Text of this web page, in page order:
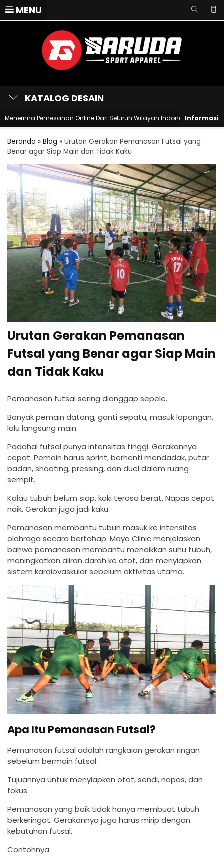
MENU
KATALOG DESAIN
Pemesanan Online Dari Seluruh Wilayah Indonesia Selamat
Beranda » Blog » Urutan Gerakan Pemanasan Futsal yang
Benar agar Siap Main dan Tidak Kaku
Urutan Gerakan Pemanasan
Futsal yang Benar agar Siap Main
dan Tidak Kaku
Pemanasan futsal sering dianggap sepele.
Banyak pemain datang, ganti sepatu, masuk lapangan,
lalu langsung main.
Padahal futsal punya intensitas tinggi. Gerakannya
cepat. Pemain harus sprint, berhenti mendadak, putar
badan, shooting, pressing, dan duel dalam ruang
sempit.
Kalau tubuh belum siap, kaki terasa berat. Napas cepat
naik. Gerakan juga jadi kaku.
Pemanasan membantu tubuh masuk ke intensitas
olahraga secara bertahap. Mayo Clinic menjelaskan
bahwa pemanasan membantu menaikkan suhu tubuh,
meningkatkan aliran darah ke otot, dan menyiapkan
sistem kardiovaskular sebelum aktivitas utama.
Apa Itu Pemanasan Futsal?
Pemanasan futsal adalah rangkaian gerakan ringan
sebelum bermain futsal.
Tujuannya untuk menyiapkan otot, sendi, napas, dan
fokus.
Pemanasan yang baik tidak hanya membuat tubuh
berkeringat. Gerakannya juga harus mirip dengan
kebutuhan futsal.
Contohnya: